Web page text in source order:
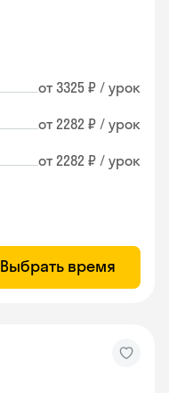
от 3325 ₽ / урок
от 2282 ₽ / урок
от 2282 ₽ / урок
Выбрать время